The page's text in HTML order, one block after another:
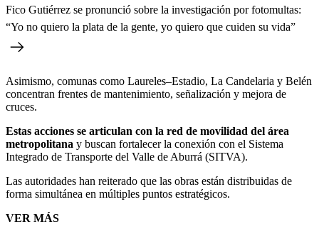
Fico Gutiérrez se pronunció sobre la investigación por fotomultas:
“Yo no quiero la plata de la gente, yo quiero que cuiden su vida”
Asimismo, comunas como Laureles–Estadio, La Candelaria y Belén
concentran frentes de mantenimiento, señalización y mejora de
cruces.
Estas acciones se articulan con la red de movilidad del área
metropolitana y buscan fortalecer la conexión con el Sistema
Integrado de Transporte del Valle de Aburrá (SITVA).
Las autoridades han reiterado que las obras están distribuidas de
forma simultánea en múltiples puntos estratégicos.
VER MÁS